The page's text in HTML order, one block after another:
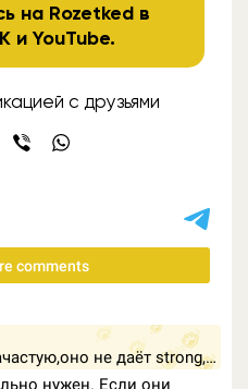
на Rozetked в
иYouTube.
с друзьями